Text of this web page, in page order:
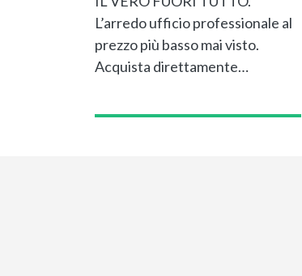
L’arredo ufficio professionale al
prezzo più basso mai visto.
Acquista direttamente…